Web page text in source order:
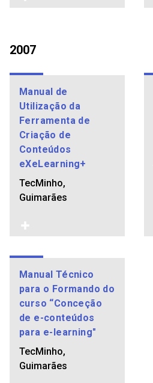
2007
Manual de
Utilização da
Ferramenta de
Criação de
Conteúdos
eXeLearning+
TecMinho,
Guimarães
Manual Técnico
para o Formando do
curso “Conceção
de e-conteúdos
para e-learning"
TecMinho,
Guimarães